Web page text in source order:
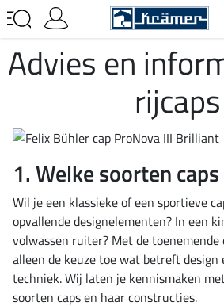
Advies en
rijcaps
1. Welke soorten
Wil je een klassieke of een sportieve
opvallende designelementen? In een
volwassen ruiter? Met de
alleen de keuze toe wat betreft design
techniek. Wij laten je kennismaken
soorten caps en haar constructies.